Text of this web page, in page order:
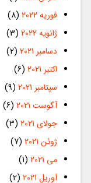
فوریه 2022
(8)
ژانویه 2022
(3)
دسامبر 2021
(2)
اکتبر 2021
(6)
سپتامبر 2021
(9)
آگوست 2021
(6)
جولای 2021
(3)
ژوئن 2021
(7)
می 2021
(1)
آوریل 2021
(2)